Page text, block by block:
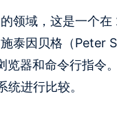
领域，这是一个
泰因贝格（Peter
览器和命令行指令
进行比较。